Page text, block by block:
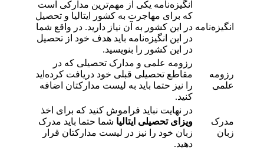
انگیزه‌نامه
انگیزه‌نامه یکی از مهم‌ترین مدارکی است
که برای مهاجرت به کشور ایتالیا و تحصیل
در این کشور به آن نیاز دارید. در واقع شما
در این انگیزه‌نامه باید هدف خود از تحصیل
در این کشور را بنویسید.
رزومه
علمی
رزومه علمی و مدارک تحصیلی که در
مقاطع تحصیلی قبلی خود دریافت کرده‌اید
را نیز حتما باید به لیست مدارکتان اضافه
کنید.
مدرک
زبان
در نهایت نباید فراموش کنید که برای اخذ
ویزای تحصیلی ایتالیا شما حتما باید مدرک
زبان خود را نیز در لیست مدارکتان قرار
دهید.